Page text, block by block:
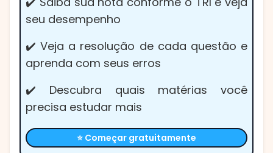
seu desempenho
✔️ Veja a resolução de cada questão e
aprenda com seus erros
✔️ Descubra quais matérias você
precisa estudar mais
⭐ Começar gratuitamente